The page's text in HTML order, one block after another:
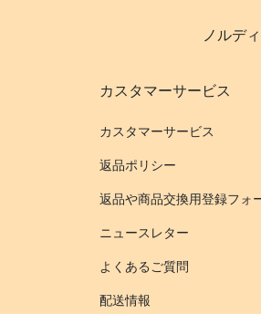
ノルデ
カスタマーサービス
カスタマーサービス
返品ポリシー
返品や商品交換用登録フォ
ニュースレター
よくあるご質問
配送情報